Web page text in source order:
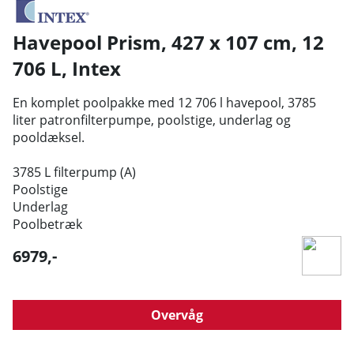
Havepool Prism, 427 x 107 cm, 12
706 L, Intex
En komplet poolpakke med 12 706 l havepool, 3785
liter patronfilterpumpe, poolstige, underlag og
pooldæksel.
3785 L filterpump (A)
Poolstige
Underlag
Poolbetræk
6979,-
Overvåg